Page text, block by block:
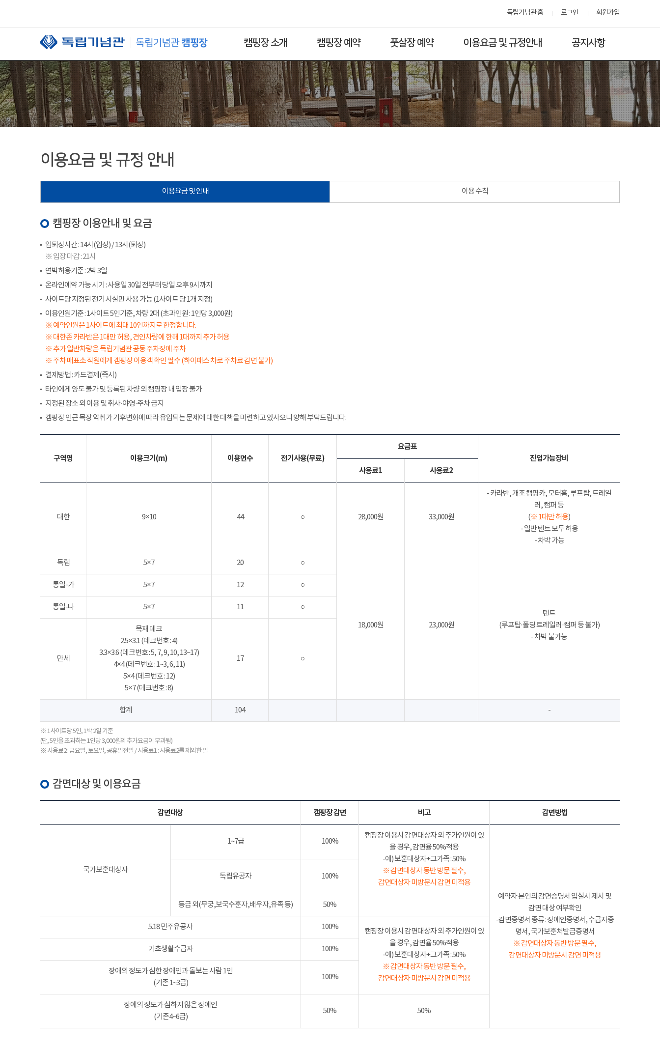
독립기념관 홈 로그인 회원가입
캠핑장 소개 캠핑장 예약 풋살장 예약 이용요금 및 규정안내 공지사항
이용요금 및 규정 안내
이용요금 및 안내 이용 수칙
캠핑장 이용안내 및 요금
입퇴장시간 : 14시(입장) / 13시(퇴장)
※ 입장 마감 : 21시
연박허용기준 : 2박 3일
온라인예약 가능 시기 : 사용일 30일 전부터 당일 오후 9시까지
사이트당 지정된 전기 시설만 사용 가능 (1사이트 당 1개 지정)
이용인원기준 : 1사이트 5인기준, 차량 2대 (초과인원 : 1인당 3,000원)
※ 예약인원은 1사이트에 최대 10인까지로 한정합니다.
※ 대한존 카라반은 1대만 허용, 견인차량에 한해 1대까지 추가 허용
※ 추가 일반차량은 독립기념관 공동 주차장에 주차
※ 주차 매표소 직원에게 갬핑장 이용객 확인 필수 (하이패스 차로 주차료 감면 불가)
결제방법 : 카드결제(즉시)
타인에게 양도 불가 및 등록된 차량 외 캠핑장 내 입장 불가
지정된 장소 외 이용 및 취사·야영·주차 금지
캠핑장 인근 목장 악취가 기후변화에 따라 유입되는 문제에 대한 대책을 마련하고 있사오니 양해 부탁드립니다.
구역명 이용크기(m) 이용면수 전기사용(무료)
요금표
진입가능장비
사용료1
사용료2
대한 9×10 44 ○ 28,000원 33,000원
- 카라반, 개조 캠핑카, 모터홈, 루프탑, 트레일
러, 캠퍼 등
(※ 1대만 허용)
- 일반 텐트 모두 허용
- 차박 가능
독립 5×7 20 ○
18,000원 23,000원
텐트
(루프탑·폴딩 트레일러·캠퍼 등 불가)
- 차박 불가능
통일-가 5×7 12 ○
통일-나 5×7 11 ○
만세
목재 데크
2.5×3.1 (데크번호 : 4)
3.3×3.6 (데크번호 : 5, 7, 9, 10, 13~17)
4×4 (데크번호 : 1~3, 6, 11)
5×4 (데크번호 : 12)
5×7 (데크번호 : 8)
17 ○
합계 104 -
※ 1사이트당 5인, 1박 2일 기준
(단, 5인을 초과하는 1인당 3,000원의 추가요금이 부과됨)
※ 사용료2 : 금요일, 토요일, 공휴일전일 / 사용료1 : 사용료2를 제외한 일
감면대상 및 이용요금
감면대상 캠핑장 감면 비고 감면방법
국가보훈대상자
1~7급 100%
캠핑장 이용시 감면대상자 외 추가인원이 있
을 경우, 감면율 50%적용
-예) 보훈대상자+그가족 : 50%
※ 감면대상자 동반 방문 필수,
감면대상자 미방문시 감면 미적용
예약자 본인의 감면증명서 입실시 제시 및
감면 대상 여부확인
-감면증명서 종류 : 장애인증명서, 수급자증
명서, 국가보훈처발급증명서
※ 감면대상자 동반 방문 필수,
감면대상자 미방문시 감면 미적용
독립유공자 100%
등급 외(무궁,보국수훈자,배우자,유족 등) 50%
5.18 민주유공자 100%
캠핑장 이용시 감면대상자 외 추가인원이 있
을 경우, 감면율 50%적용
-예) 보훈대상자+그가족 : 50%
※ 감면대상자 동반 방문 필수,
감면대상자 미방문시 감면 미적용
기초생활수급자 100%
장애의 정도가 심한 장애인과 돌보는 사람 1인
(기존 1~3급)
100%
장애의 정도가 심하지 않은 장애인
(기존4~6급)
50% 50%